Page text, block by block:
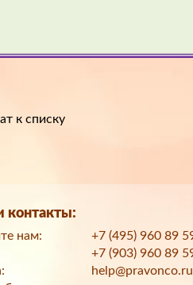
к списку
контакты:
нам:
+7 (495) 960 89
+7 (903) 960 89
help@pravonco.ru